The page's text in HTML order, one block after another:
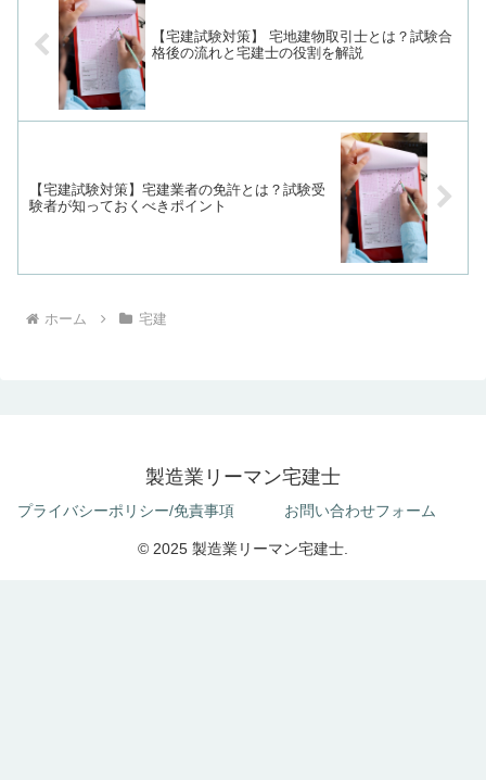
【宅建試験対策】 宅地建物取引士とは？試験合
格後の流れと宅建士の役割を解説
【宅建試験対策】宅建業者の免許とは？試験受
験者が知っておくべきポイント
ホーム 宅建
製造業リーマン宅建士
プライバシーポリシー/免責事項 お問い合わせフォーム
© 2025 製造業リーマン宅建士.